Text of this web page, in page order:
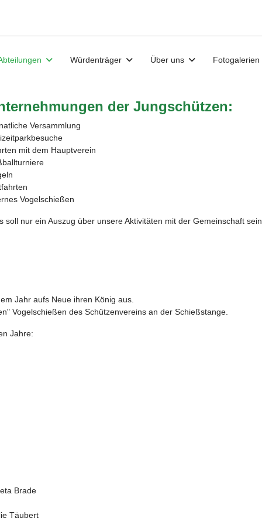
Würdenträger Über uns Fotogalerien
der Jungschützen:
Versammlung
mit dem Hauptverein
Vogelschießen
soll nur ein Auszug über unsere Aktivitäten mit der Gemeinschaft sein.
Jahr aufs Neue ihren König aus.
Vogelschießen des Schützenvereins an der Schießstange.
Jahre:
Brade
Täubert